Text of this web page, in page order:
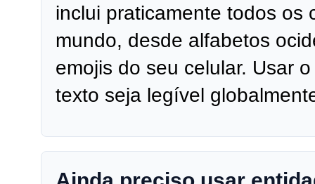
inclui praticamente todos os
mundo, desde alfabetos
emojis do seu celular. Usar
texto seja legível